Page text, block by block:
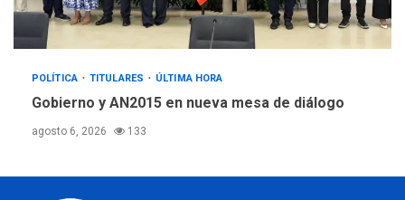
POLÍTICA TITULARES ÚLTIMA HORA
Gobierno y AN2015 en nueva mesa de diálogo
agosto 6, 2026 133